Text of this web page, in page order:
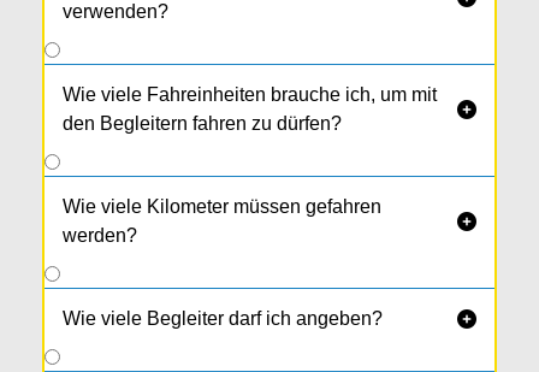
verwenden?
Wie viele Fahreinheiten brauche ich, um mit
den Begleitern fahren zu dürfen?

Wie viele Kilometer müssen gefahren
werden?

Wie viele Begleiter darf ich angeben? 